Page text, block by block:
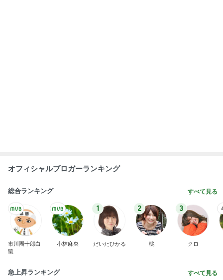
オフィシャルブロガーランキング
総合ランキング すべて見る
市川團十郎白
猿
小林麻央
1
だいたひかる
2
桃
3
クロ
急上昇ランキング すべて見る